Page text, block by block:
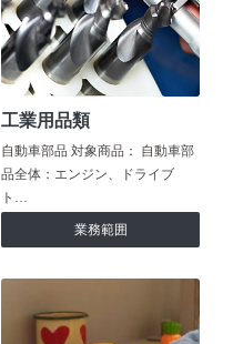
工業用品類
自動車部品 対象商品： 自動車部
品全体：エンジン、ドライブ
ト…
業務範囲